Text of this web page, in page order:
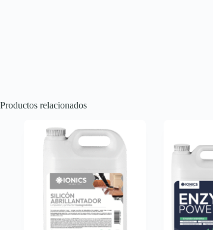
Productos relacionados